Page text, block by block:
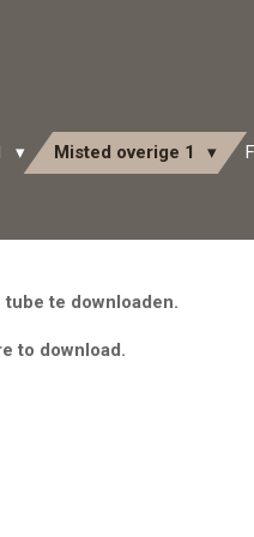
Misted overige 1
te downloaden.
to download.